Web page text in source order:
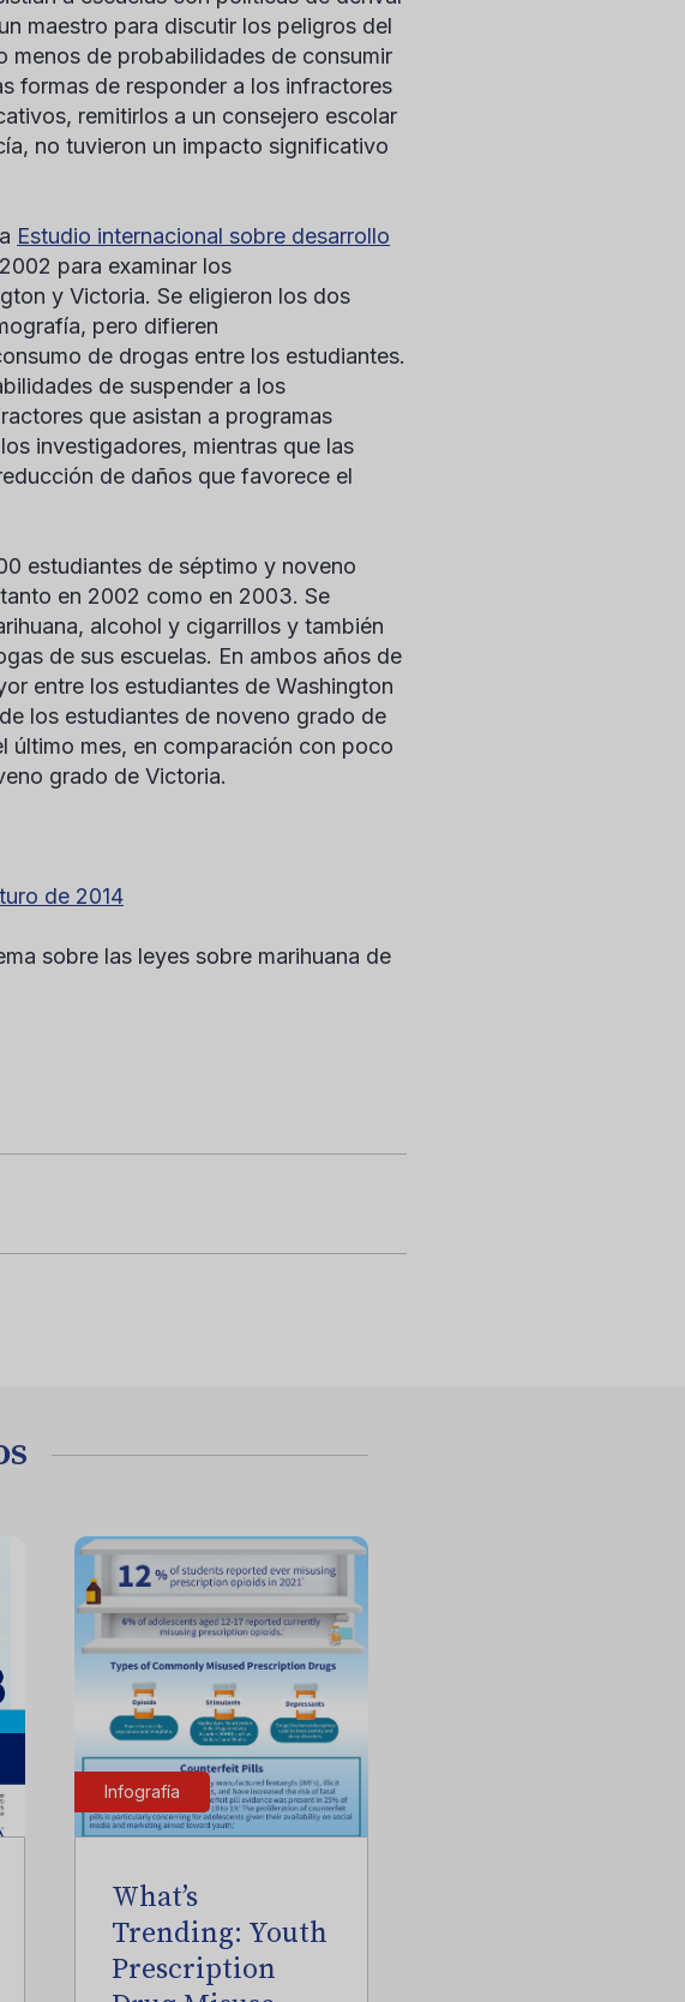
maestro para discutir los peligros del
menos de probabilidades de consumir
formas de responder a los infractores
remitirlos a un consejero escolar
no tuvieron un impacto significativo
Estudio internacional sobre desarrollo
para examinar los
y Victoria. Se eligieron los dos
pero difieren
de drogas entre los estudiantes.
de suspender a los
que asistan a programas
investigadores, mientras que las
de daños que favorece el
estudiantes de séptimo y noveno
en 2002 como en 2003. Se
alcohol y cigarrillos y también
de sus escuelas. En ambos años de
entre los estudiantes de Washington
los estudiantes de noveno grado de
último mes, en comparación con poco
grado de Victoria.
de 2014
sobre las leyes sobre marihuana de
Infografía
What’s
Trending: Youth
Prescription